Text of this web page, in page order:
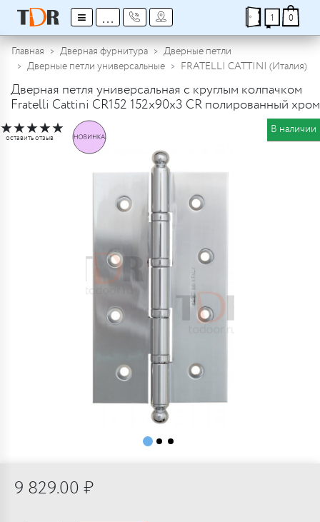
≡ ... 1 0
Главная Дверная фурнитура
Дверные петли
Дверные петли универсальные
FRATELLI CATTINI (Италия)
Дверная петля универсальная с круглым колпачком
Fratelli Cattini CR152 152x90x3 CR полированный хром
★★★★★
оставить отзыв
В наличии
9 829.00 ₽